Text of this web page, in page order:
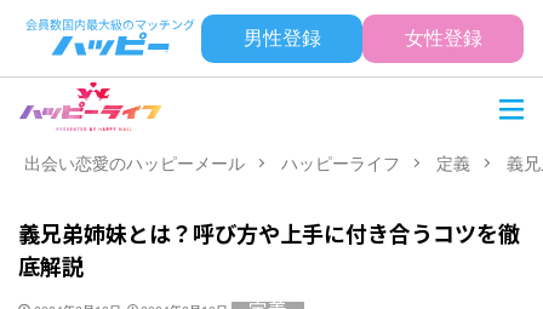
男性登録 女性登録
出会い恋愛のハッピーメール ハッピーライフ 定義 義
義兄弟姉妹とは？呼び方や上手に付き合うコツを徹
底解説